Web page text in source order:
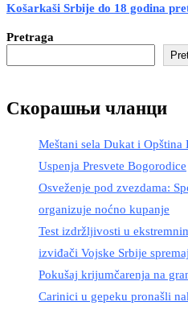
Košarkaši Srbije do 18 godina
Pretraga
Скорашњи чланци
Meštani sela Dukat i
Uspenja Presvete Bogorodice
Osveženje pod zvezdama:
organizuje noćno kupanje
Test izdržljivosti u
izviđači Vojske Srbije
Pokušaj krijumčarenja na
Carinici u gepeku pronašli